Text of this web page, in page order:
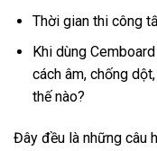
Thời gian thi công
Khi dùng
cách âm, chống
thế nào?
Đây đều là những câu